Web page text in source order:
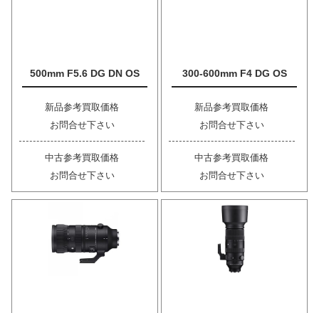
500mm F5.6 DG DN OS
新品参考買取価格
お問合せ下さい
中古参考買取価格
お問合せ下さい
300-600mm F4 DG OS
新品参考買取価格
お問合せ下さい
中古参考買取価格
お問合せ下さい